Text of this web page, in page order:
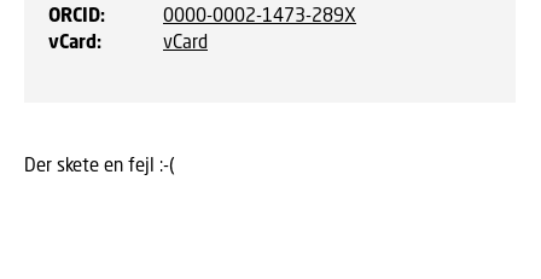
ORCID:
0000-0002-1473-289X
vCard: vCard
Der skete en fejl :-(